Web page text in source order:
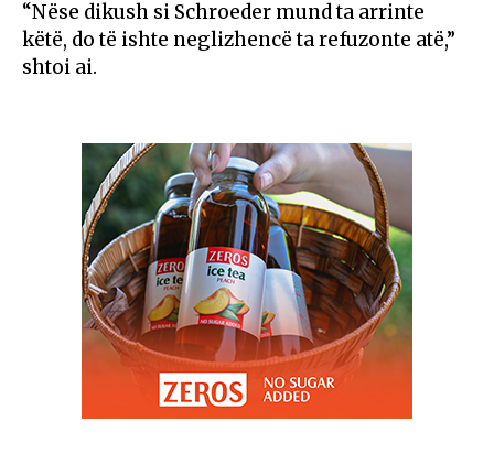
“Nëse dikush si Schroeder mund ta arrinte
këtë, do të ishte neglizhencë ta refuzonte atë,”
shtoi ai.